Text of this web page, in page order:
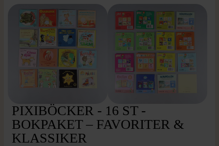
PIXIBÖCKER - 16 ST -
BOKPAKET – FAVORITER &
KLASSIKER